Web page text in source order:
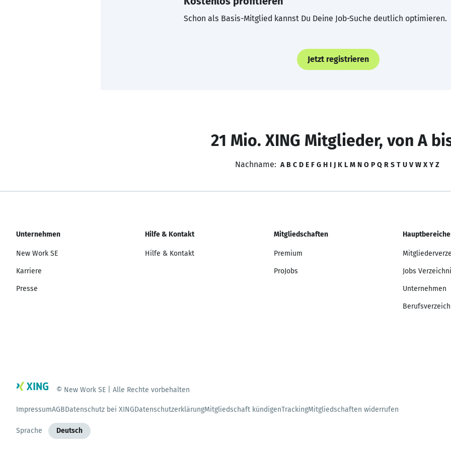
Schon als Basis-Mitglied kannst Du Deine Job-Suche deutlich optimieren.
Jetzt registrieren
21 Mio. XING Mitglieder, von A
Nachname: A B C D E F G H I J K L M N O P Q R S T U V W X Y Z
Unternehmen
New Work SE
Karriere
Presse
Hilfe & Kontakt
Hilfe & Kontakt
Mitgliedschaften
Premium
ProJobs
Hauptbereiche
Jobs
Unternehmen
© New Work SE | Alle Rechte vorbehalten
ImpressumAGBDatenschutz bei XINGDatenschutzerklärungMitgliedschaft kündigenTrackingMitgliedschaften widerrufen
Sprache Deutsch